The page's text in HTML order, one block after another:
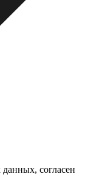
согласен